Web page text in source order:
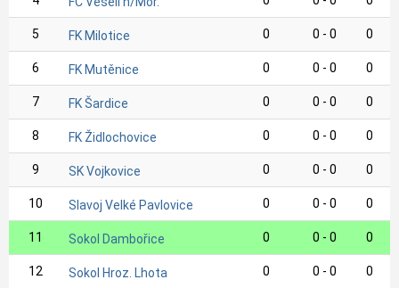
5 FK Milotice 0 0 - 0 0
6 FK Mutěnice 0 0 - 0 0
7 FK Šardice 0 0 - 0 0
8 FK Židlochovice 0 0 - 0 0
9 SK Vojkovice 0 0 - 0 0
10 Slavoj Velké Pavlovice 0 0 - 0 0
11 Sokol Dambořice 0 0 - 0 0
12 Sokol Hroz. Lhota 0 0 - 0 0